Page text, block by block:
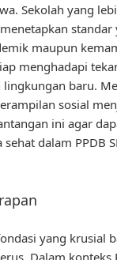
Sekolah yang
standar
maupun
menghadapi
lingkungan baru.
sosial
ini agar
dalam PPDB
yang krusial
Dalam konteks